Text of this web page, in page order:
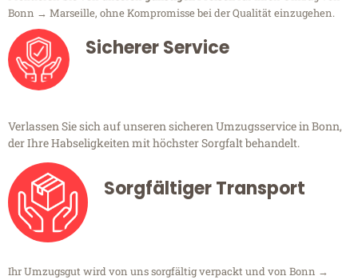
Bonn → Marseille, ohne Kompromisse bei der Qualität einzugehen.
Sicherer Service
Verlassen Sie sich auf unseren sicheren Umzugsservice in Bonn,
der Ihre Habseligkeiten mit höchster Sorgfalt behandelt.
Sorgfältiger Transport
Ihr Umzugsgut wird von uns sorgfältig verpackt und von Bonn →